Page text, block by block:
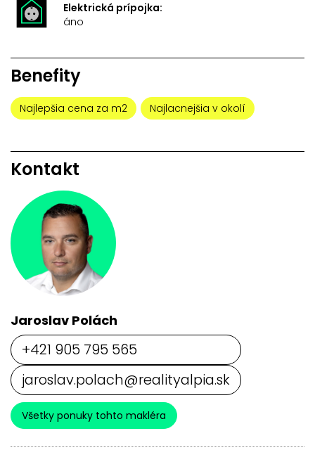
Elektrická prípojka:
áno
Benefity
Najlepšia cena za m2 Najlacnejšia v okolí
Kontakt
Jaroslav Polách
+421 905 795 565
jaroslav.polach@realityalpia.sk
Všetky ponuky tohto makléra